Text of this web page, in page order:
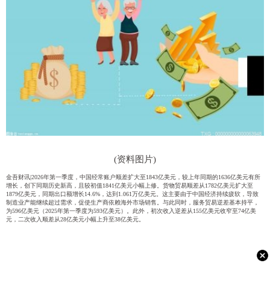
(资料图片)
金吾财讯|2026年第一季度，中国经常账户顺差扩大至1843亿美元，较上年同期的1636亿美元有所
增长，创下同期历史新高，且较初值1841亿美元小幅上修。货物贸易顺差从1782亿美元扩大至
1879亿美元，同期出口额增长14.6%，达到1.061万亿美元。这主要由于中国经济持续疲软，导致
制造业产能继续超过需求，促使生产商依赖海外市场销售。与此同时，服务贸易逆差基本持平，
为596亿美元（2025年第一季度为593亿美元）。此外，初次收入逆差从155亿美元收窄至74亿美
元，二次收入顺差从28亿美元小幅上升至38亿美元。